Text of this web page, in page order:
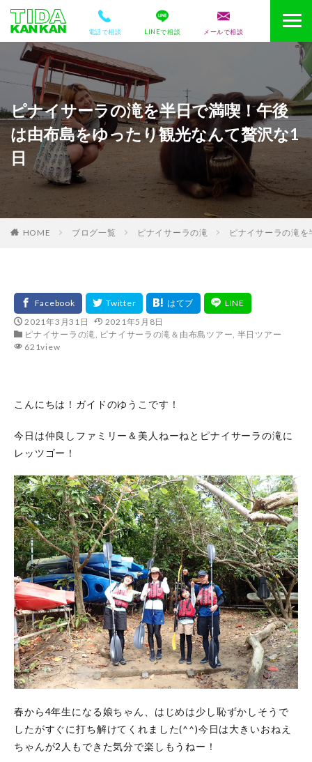
電話で相談 LINEで相談 メールで相談
ピナイサーラの滝を半日で満喫！午後
は由布島をゆったり観光なんて贅沢な1
日
HOME ブログ一覧 ピナイサーラの滝 ピナイサーラの滝
2021年3月31日
2021年5月8日
ピナイサーラの滝, ピナイサーラの滝＆由布島ツアー, 半日ツアー
621view
こんにちは！ガイドのゆうこです！
今日は仲良しファミリー＆美人ねーねとピナイサーラの滝に
レッツゴー！
春から4年生になる娘ちゃん、はじめは少し恥ずかしそうで
したがすぐに打ち解けてくれました(^^)今日は大きいおねえ
ちゃんが2人もできた気分で楽しもうねー！